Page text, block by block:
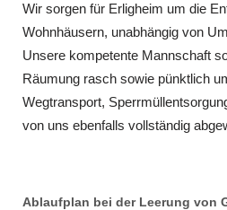
Wir sorgen für Erligheim um die
Wohnhäusern, unabhängig von
Unsere kompetente Mannschaft
Räumung rasch sowie pünktlich
Wegtransport,
von uns ebenfalls vollständig
Ablaufplan bei der Leerung von